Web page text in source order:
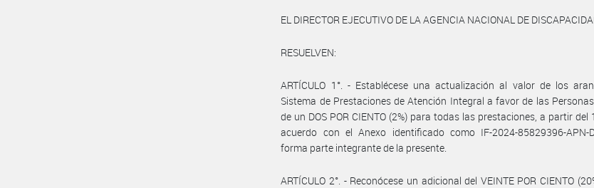
EL DIRECTOR EJECUTIVO DE LA AGENCIA NACIONAL DE
RESUELVEN:
ARTÍCULO 1°. - Establécese una actualización al valor de los
Sistema de Prestaciones de Atención Integral a favor de las
de un DOS POR CIENTO (2%) para todas las prestaciones, a partir del
acuerdo con el Anexo identificado como IF-2024-85829396-APN-
forma parte integrante de la presente.
ARTÍCULO 2°. - Reconócese un adicional del VEINTE POR CIENTO